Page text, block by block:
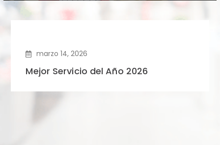
marzo 14, 2026
Mejor Servicio del Año 2026